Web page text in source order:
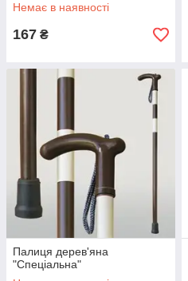
Немає в наявності
167 ₴
Палиця дерев'яна
"Спеціальна"